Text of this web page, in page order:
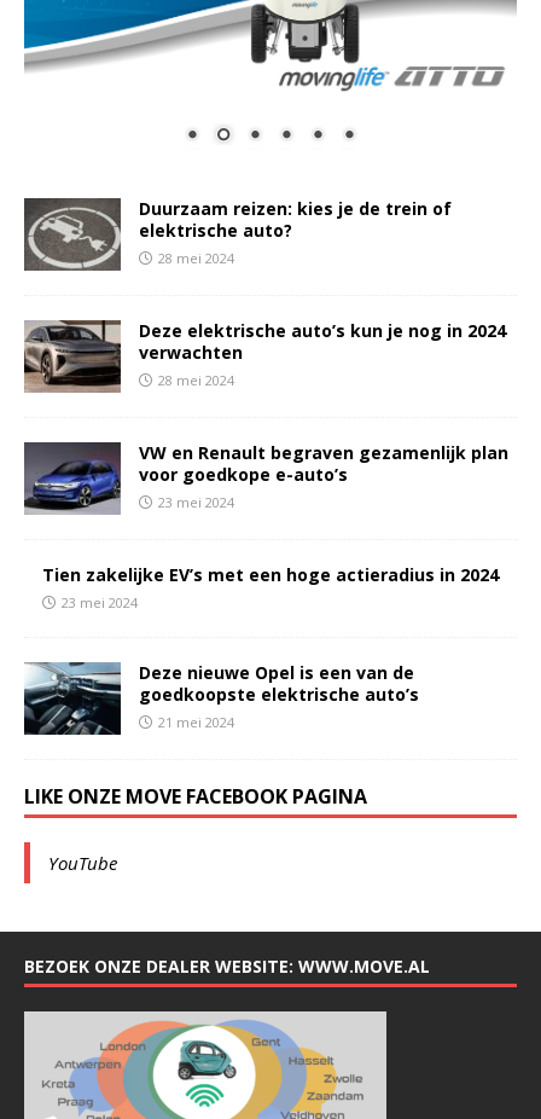
Duurzaam reizen: kies je de trein of
elektrische auto?
28 mei 2024
Deze elektrische auto’s kun je nog in 2024
verwachten
28 mei 2024
VW en Renault begraven gezamenlijk plan
voor goedkope e-auto’s
23 mei 2024
Tien zakelijke EV’s met een hoge actieradius in 2024
23 mei 2024
Deze nieuwe Opel is een van de
goedkoopste elektrische auto’s
21 mei 2024
LIKE ONZE MOVE FACEBOOK PAGINA
YouTube
BEZOEK ONZE DEALER WEBSITE: WWW.MOVE.AL